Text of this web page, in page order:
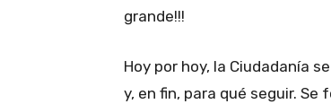
grande!!!
Hoy por hoy, la Ciudadanía
y, en fin, para qué seguir.